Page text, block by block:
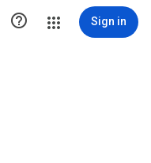
 Sign in